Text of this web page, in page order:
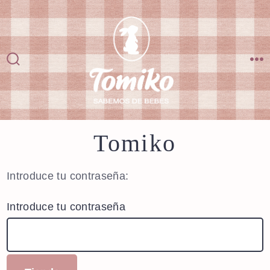
Saltar
al
contenido
Alternar
la
búsqueda
Tomiko
Introduce tu contraseña:
Introduce tu contraseña